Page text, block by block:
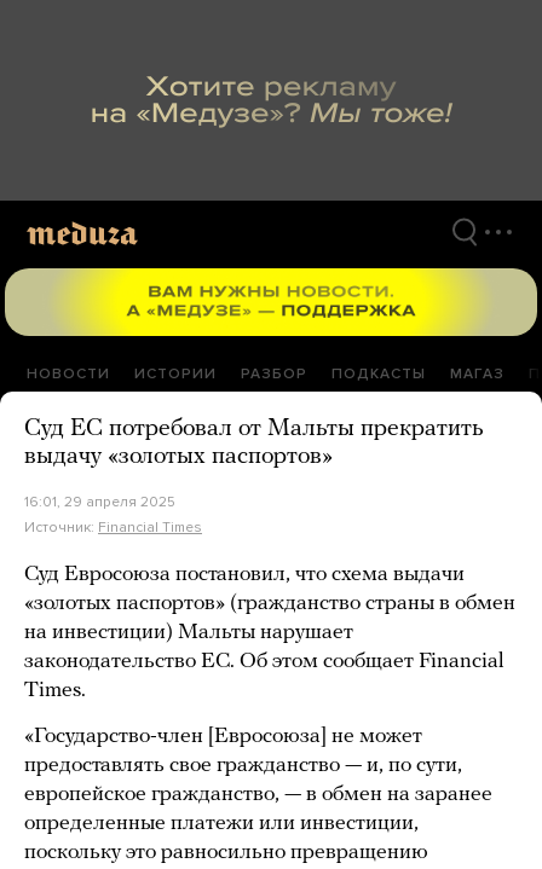
НОВОСТИ ИСТОРИИ РАЗБОР ПОДКАСТЫ МАГАЗ
Суд ЕС потребовал от Мальты прекратить
выдачу «золотых паспортов»
16:01, 29 апреля 2025
Источник: Financial Times
Суд Евросоюза постановил, что схема выдачи
«золотых паспортов» (гражданство страны в обмен
на инвестиции) Мальты нарушает
законодательство ЕС. Об этом сообщает Financial
Times.
«Государство-член [Евросоюза] не может
предоставлять свое гражданство — и, по сути,
европейское гражданство, — в обмен на заранее
определенные платежи или инвестиции,
поскольку это равносильно превращению